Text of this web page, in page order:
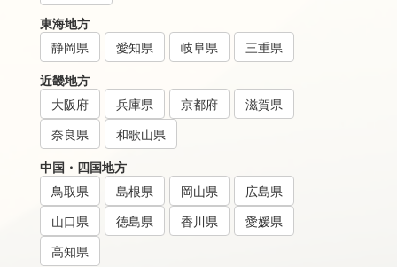
東海地方
静岡県
愛知県 岐阜県
三重県
近畿地方
大阪府
兵庫県 京都府
滋賀県
奈良県
和歌山県
中国・四国地方
鳥取県
島根県 岡山県
広島県
山口県
徳島県 香川県
愛媛県
高知県